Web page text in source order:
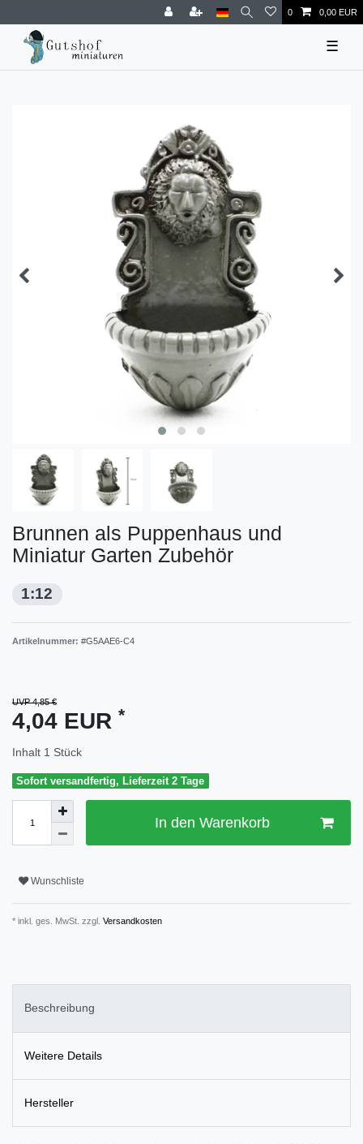
0 0,00 EUR
☰
Brunnen als Puppenhaus und
Miniatur Garten Zubehör
1:12
Artikelnummer: #G5AAE6-C4
UVP 4,85 €
4,04 EUR *
Inhalt 1 Stück
Sofort versandfertig, Lieferzeit 2 Tage
In den Warenkorb
Wunschliste
* inkl. ges. MwSt. zzgl. Versandkosten
Beschreibung
Weitere Details
Hersteller